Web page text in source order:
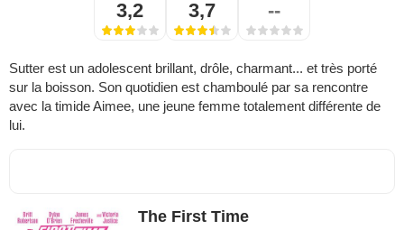
3,2 3,7 --
Sutter est un adolescent brillant, drôle, charmant... et très porté
sur la boisson. Son quotidien est chamboulé par sa rencontre
avec la timide Aimee, une jeune femme totalement différente de
lui.
The First Time